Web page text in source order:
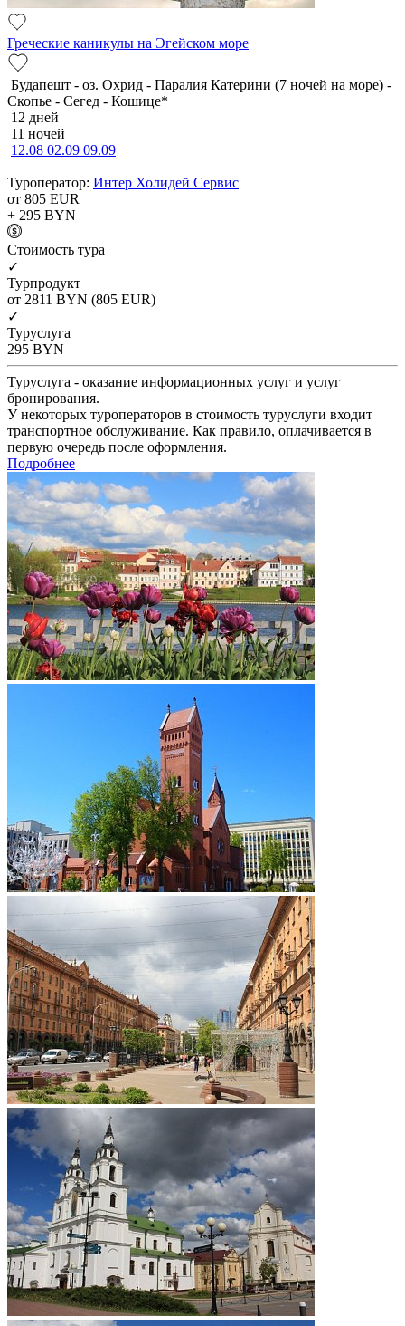
Греческие каникулы на Эгейском море
Будапешт - оз. Охрид - Паралия Катерини (7 ночей на море) -
Скопье - Сегед - Кошице*
12 дней
11 ночей
12.08 02.09 09.09
Туроператор: Интер Холидей Сервис
от 805 EUR
+ 295 BYN
Cтоимость тура
✓
Турпродукт
от 2811 BYN (805 EUR)
✓
Туруслуга
295 BYN
Туруслуга - оказание информационных услуг и услуг
бронирования.
У некоторых туроператоров в стоимость туруслуги входит
транспортное обслуживание. Как правило, оплачивается в
первую очередь после оформления.
Подробнее